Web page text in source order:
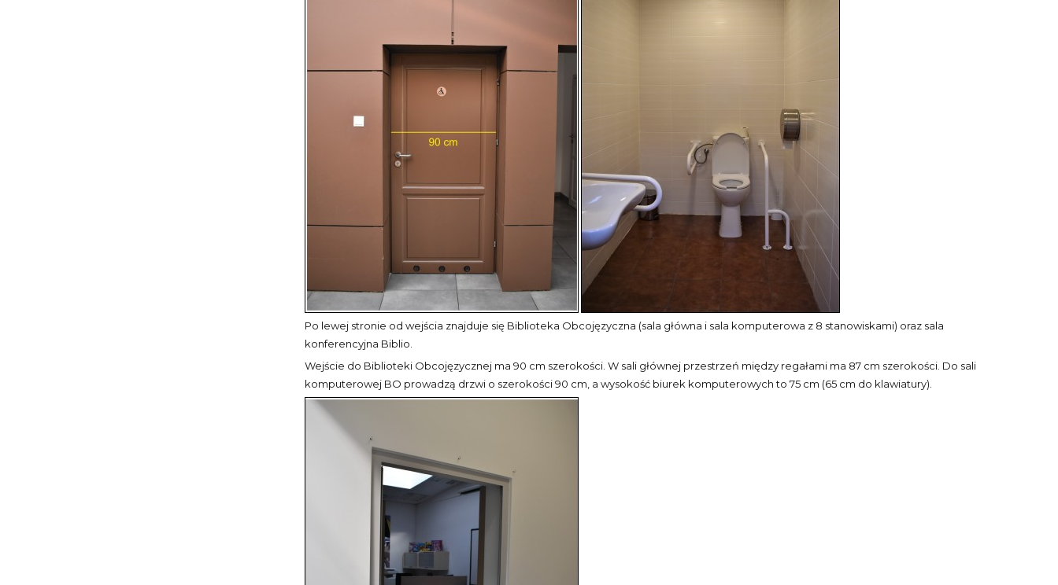
Po lewej stronie od wejścia znajduje się Biblioteka Obcojęzyczna (sala główna i sala komputerowa z 8 stanowiskami) oraz sala
konferencyjna Biblio.
Wejście do Biblioteki Obcojęzycznej ma 90 cm szerokości. W sali głównej przestrzeń między regałami ma 87 cm szerokości. Do sali
komputerowej BO prowadzą drzwi o szerokości 90 cm, a wysokość biurek komputerowych to 75 cm (65 cm do klawiatury).